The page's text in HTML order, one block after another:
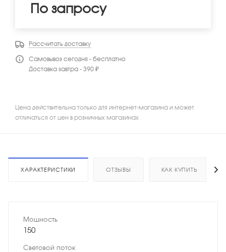
По запросу
Рассчитать доставку
Самовывоз сегодня - бесплатно
Доставка завтра - 390 ₽
Цена действительна только для интернет-магазина и может
отличаться от цен в розничных магазинах
ХАРАКТЕРИСТИКИ ОТЗЫВЫ КАК КУПИТЬ
Мощность
150
Световой поток